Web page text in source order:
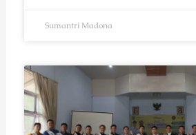
Sumantri Madona